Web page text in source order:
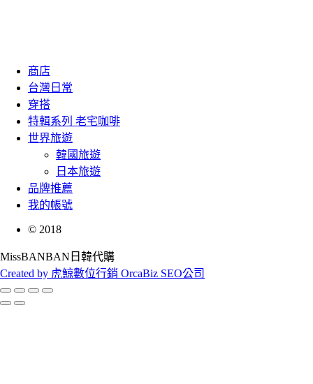
商店
台灣日常
穿搭
特輯系列 老宅咖啡
世界旅遊
韓國旅遊
日本旅遊
品牌推薦
我的帳號
© 2018
MissBANBAN日韓代購
Created by 虎鯨數位行銷 OrcaBiz SEO公司